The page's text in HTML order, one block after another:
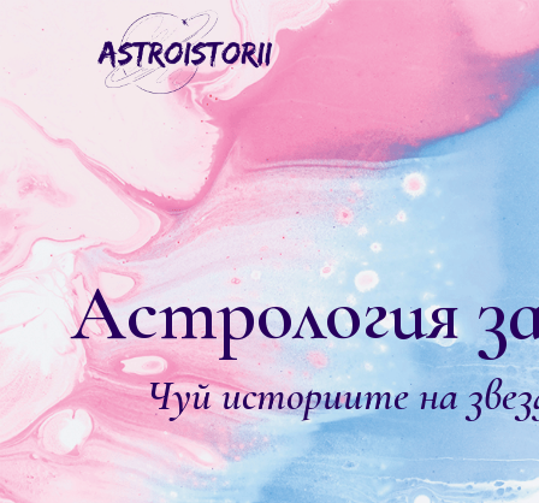
Астрология
Чуй историите на